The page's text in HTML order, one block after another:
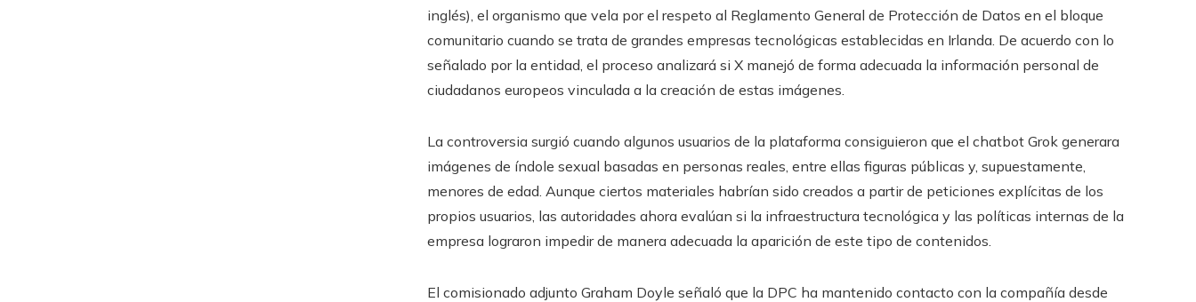
inglés), el organismo que vela por el respeto al Reglamento General de Protección de Datos en el bloque
comunitario cuando se trata de grandes empresas tecnológicas establecidas en Irlanda. De acuerdo con lo
señalado por la entidad, el proceso analizará si X manejó de forma adecuada la información personal de
ciudadanos europeos vinculada a la creación de estas imágenes.
La controversia surgió cuando algunos usuarios de la plataforma consiguieron que el chatbot Grok generara
imágenes de índole sexual basadas en personas reales, entre ellas figuras públicas y, supuestamente,
menores de edad. Aunque ciertos materiales habrían sido creados a partir de peticiones explícitas de los
propios usuarios, las autoridades ahora evalúan si la infraestructura tecnológica y las políticas internas de la
empresa lograron impedir de manera adecuada la aparición de este tipo de contenidos.
El comisionado adjunto Graham Doyle señaló que la DPC ha mantenido contacto con la compañía desde